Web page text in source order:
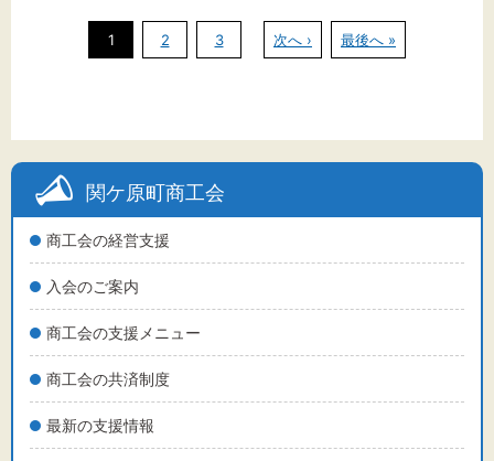
関ケ原町商工会
商工会の経営支援
入会のご案内
商工会の支援メニュー
商工会の共済制度
最新の支援情報
1 2 3 次へ › 最後へ »